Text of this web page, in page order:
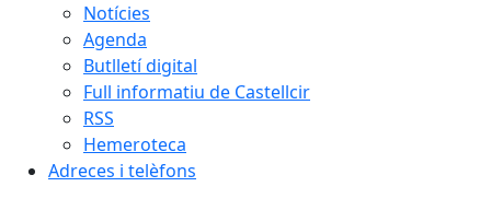
Notícies
Agenda
Butlletí digital
Full informatiu de Castellcir
RSS
Hemeroteca
Adreces i telèfons